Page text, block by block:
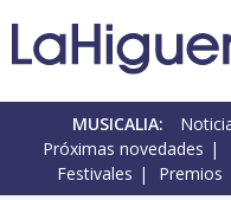
MUSICALIA:
Próximas novedades
Festivales
Premios